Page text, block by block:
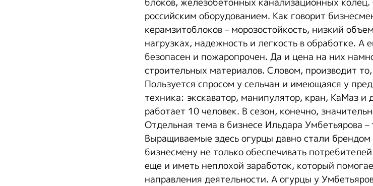
российским оборудованием. Как говорит
керамзитоблоков – морозостойкость, низкий
нагрузках, надежность и легкость в обработке. А
безопасен и пожаропрочен. Да и цена на них
строительных материалов. Словом, производит
Пользуется спросом у сельчан и имеющаяся у
техника: экскаватор, манипулятор, кран, КаМаз и
работает 10 человек. В сезон, конечно,
Отдельная тема в бизнесе Ильдара Умбетьярова –
Выращиваемые здесь огурцы давно стали
бизнесмену не только обеспечивать
еще и иметь неплохой заработок, который
направления деятельности. А огурцы у